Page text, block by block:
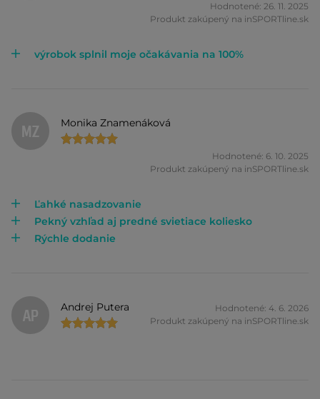
Hodnotené: 26. 11. 2025
Produkt zakúpený na inSPORTline.sk
výrobok splnil moje očakávania na 100%
MZ Monika Znamenáková
Hodnotené: 6. 10. 2025
Produkt zakúpený na inSPORTline.sk
Ľahké nasadzovanie
Pekný vzhľad aj predné svietiace koliesko
Rýchle dodanie
AP Andrej Putera
Hodnotené: 4. 6. 2026
Produkt zakúpený na inSPORTline.sk